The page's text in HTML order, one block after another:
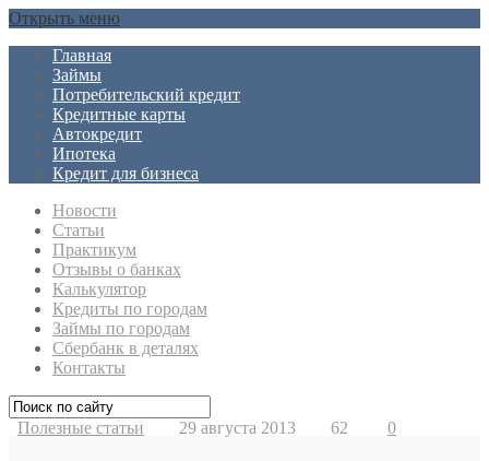
Открыть меню
Главная
Займы
Потребительский кредит
Кредитные карты
Автокредит
Ипотека
Кредит для бизнеса
Новости
Статьи
Практикум
Отзывы о банках
Калькулятор
Кредиты по городам
Займы по городам
Сбербанк в деталях
Контакты
Полезные статьи 29 августа 2013 62 0